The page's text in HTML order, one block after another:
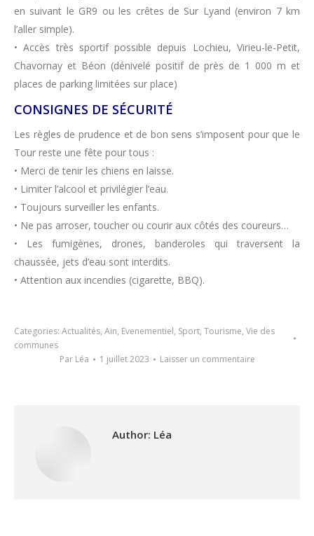
en suivant le GR9 ou les crêtes de Sur Lyand (environ 7 km
l’aller simple).
• Accès très sportif possible depuis Lochieu, Virieu-le-Petit,
Chavornay et Béon (dénivelé positif de près de 1 000 m et
places de parking limitées sur place)
CONSIGNES DE SÉCURITÉ
Les règles de prudence et de bon sens s’imposent pour que le
Tour reste une fête pour tous :
• Merci de tenir les chiens en laisse.
• Limiter l’alcool et privilégier l’eau.
• Toujours surveiller les enfants.
• Ne pas arroser, toucher ou courir aux côtés des coureurs…
• Les fumigènes, drones, banderoles qui traversent la
chaussée, jets d’eau sont interdits.
• Attention aux incendies (cigarette, BBQ).
Categories: Actualités, Ain, Evenementiel, Sport, Tourisme, Vie des
communes
Par Léa 1 juillet 2023 Laisser un commentaire
Author: Léa